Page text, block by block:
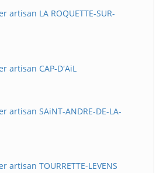
artisan LA ROQUETTE-SUR-
artisan CAP-D'AiL
artisan SAiNT-ANDRE-DE-LA-
artisan TOURRETTE-LEVENS